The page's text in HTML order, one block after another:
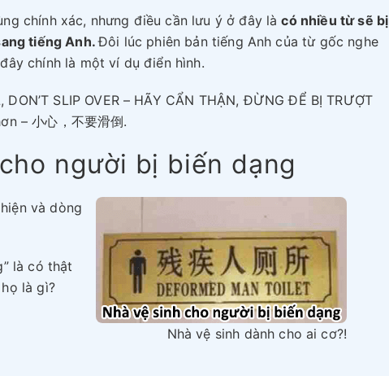
chính xác, nhưng điều cần lưu ý ở đây làcó nhiều từ sẽ bị
tiếng Anh.Đôi lúc phiên bản tiếng Anh của từ gốc nghe
chính là một ví dụ điển hình.
DON’T SLIP OVER – HÃY CẨN THẬN, ĐỪNG ĐỂ BỊ TRƯỢT
– 小心，不要滑倒.
người bị biến dạng
Nhà vệ sinh dành cho ai cơ?!
và dòng
là có thật
là gì?